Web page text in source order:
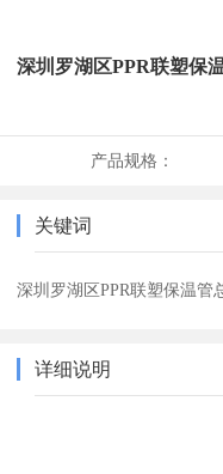
深圳罗湖区PPR联塑保
产品规格：
关键词
深圳罗湖区PPR联塑保温管
详细说明